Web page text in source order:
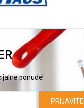
ponude!